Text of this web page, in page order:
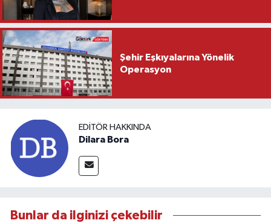
Şehir Eşkıyalarına Yönelik
Operasyon
EDITÖR HAKKINDA
Dilara Bora
Bunlar da ilginizi çekebilir